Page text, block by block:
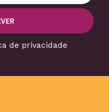
de privacidade